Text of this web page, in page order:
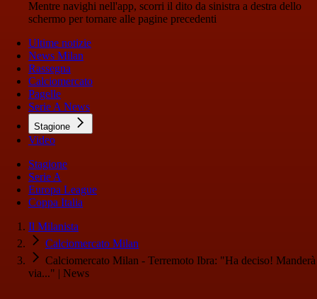
Mentre navighi nell'app, scorri il dito da sinistra a destra dello
schermo per tornare alle pagine precedenti
Ultime notizie
News Milan
Rassegna
Calciomercato
Pagelle
Serie A News
Stagione
Video
Stagione
Serie A
Europa League
Coppa Italia
Il Milanista
Calciomercato Milan
Calciomercato Milan - Terremoto Ibra: "Ha deciso! Manderà
via..." | News